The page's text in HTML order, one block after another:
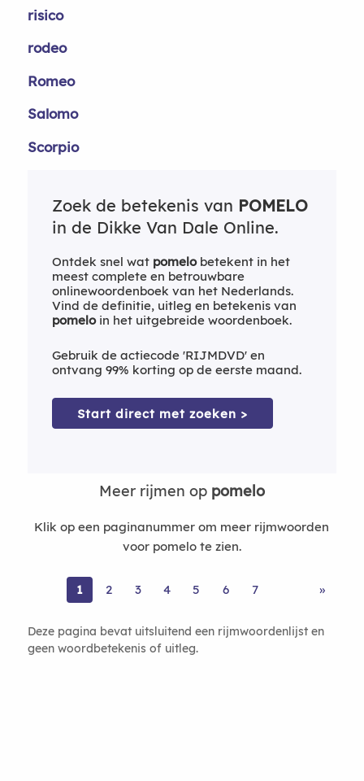
risico
rodeo
Romeo
Salomo
Scorpio
Zoek de betekenis van POMELO
in de Dikke Van Dale Online.
Ontdek snel wat pomelobetekent in het
meest complete en betrouwbare
onlinewoordenboek van het Nederlands.
Vind de definitie, uitleg en betekenis van
pomeloin het uitgebreide woordenboek.
Gebruik de actiecode 'RIJMDVD' en
ontvang 99% korting op de eerste maand.
Start direct met zoeken >
Meer rijmen op pomelo
Klik op een paginanummer om meer rijmwoorden
voor pomelo te zien.
1 2 3 4 5 6 7 »
Deze pagina bevat uitsluitend een rijmwoordenlijst en
geen woordbetekenis of uitleg.